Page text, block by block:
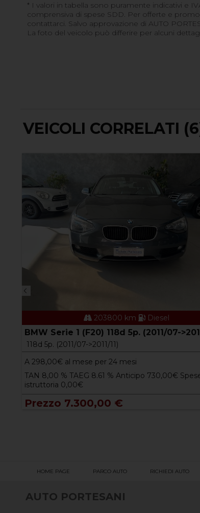
* I valori in tabella sono puramente indicativi e
comprensiva di spese SDD. Per offerte e
contattarci. Salvo approvazione di AUTO
La foto del veicolo può differire per alcuni
VEICOLI CORRELATI
203800 km Diesel
BMW Serie 1 (F20) 118d 5p. (2011/07-
118d 5p. (2011/07->2011/11)
A 298,00€ al mese per 24 mesi
TAN 8,00 % TAEG 8.61 % Anticipo 730,00€
istruttoria 0,00€
Prezzo 7.300,00 €
HOME PAGE PARCO AUTO RICHIEDI AUTO
AUTO PORTESANI